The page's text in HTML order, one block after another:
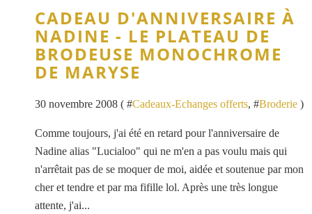
CADEAU D'ANNIVERSAIRE À
NADINE - LE PLATEAU DE
BRODEUSE MONOCHROME
DE MARYSE
30 novembre 2008 ( #Cadeaux-Echanges offerts, #Broderie )
Comme toujours, j'ai été en retard pour l'anniversaire de
Nadine alias "Lucialoo" qui ne m'en a pas voulu mais qui
n'arrêtait pas de se moquer de moi, aidée et soutenue par mon
cher et tendre et par ma fifille lol. Après une très longue
attente, j'ai...